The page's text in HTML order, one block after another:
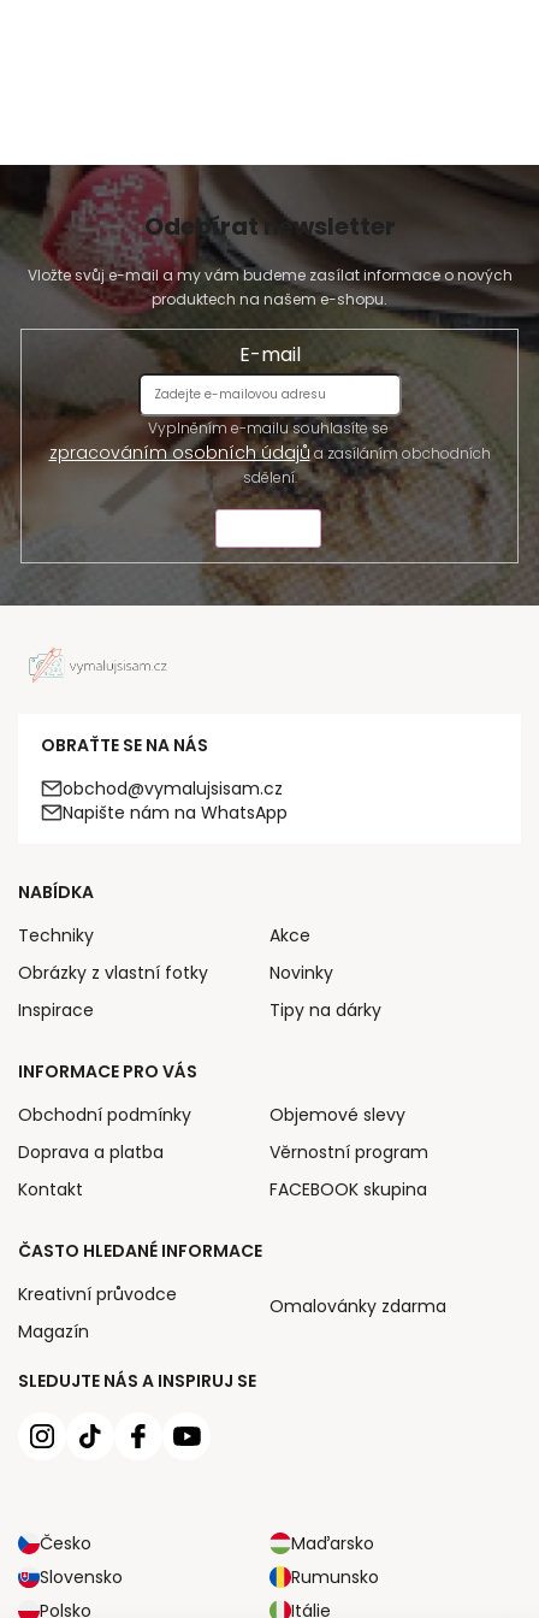
Odebírat newsletter
Vložte svůj e-mail a my vám budeme zasílat informace o nových
produktech na našem e-shopu.
E-mail
Vyplněním e-mailu souhlasíte se
zpracováním osobních údajůa zasíláním obchodních
sdělení.
OBRAŤTE SE NA NÁS
obchod@vymalujsisam.cz
Napište nám na WhatsApp
SLEDUJTE NÁS A INSPIRUJ SE
Česko
Maďarsko
Slovensko
Rumunsko
Polsko
Itálie
NABÍDKA
Techniky
Obrázky z vlastní fotky
Inspirace
Akce
Novinky
Tipy na dárky
INFORMACE PRO VÁS
Obchodní podmínky
Doprava a platba
Kontakt
Objemové slevy
Věrnostní program
FACEBOOK skupina
ČASTO HLEDANÉ INFORMACE
Kreativní průvodce
Magazín
Omalovánky zdarma